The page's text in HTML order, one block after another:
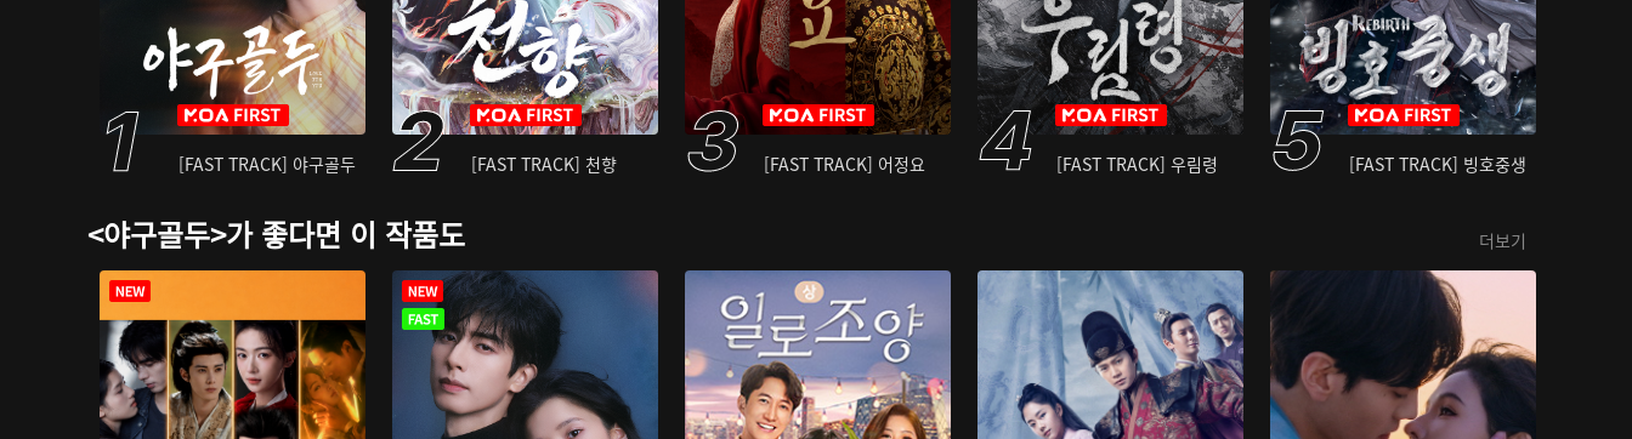
[FAST TRACK] 야구골두 [FAST TRACK] 천향 [FAST TRACK] 어정요 [FAST TRACK] 우림령 [FAST TRACK] 빙호중생
<야구골두>가 좋다면 이 작품도 더보기